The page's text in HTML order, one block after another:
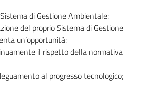
di Gestione Ambientale:
del proprio Sistema di Gestione
un’opportunità:
il rispetto della normativa
al progresso tecnologico;